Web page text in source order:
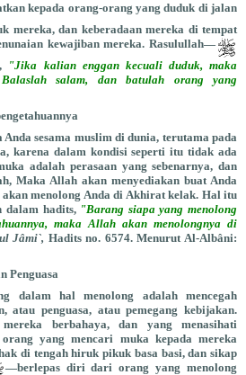
kepada orang-orang yang duduk di jalan
mereka, dan keberadaan mereka di tempat
kewajiban mereka. Rasulullah—
"Jika kalian enggan kecuali duduk, maka
salam, dan batulah orang yang
Anda sesama muslim di dunia, terutama pada
karena dalam kondisi seperti itu tidak ada
adalah perasaan yang sebenarnya, dan
Maka Allah akan menyediakan buat Anda
menolong Anda di Akhirat kelak. Hal itu
dalam hadits, "Barang siapa yang menolong
maka Allah akan menolongnya di
Jâmi`, Hadits no. 6574. Menurut Al-Albâni:
Penguasa
dalam hal menolong adalah mencegah
atau penguasa, atau pemegang kebijakan.
mereka berbahaya, dan yang menasihati
yang mencari muka kepada mereka
di tengah hiruk pikuk basa basi, dan sikap
—berlepas diri dari orang yang menolong